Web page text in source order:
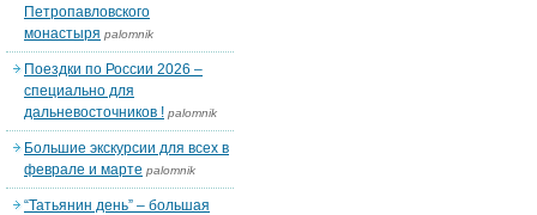
Петропавловского
монастыря palomnik
Поездки по России 2026 –
специально для
дальневосточников ! palomnik
Большие экскурсии для всех в
феврале и марте palomnik
“Татьянин день” – большая